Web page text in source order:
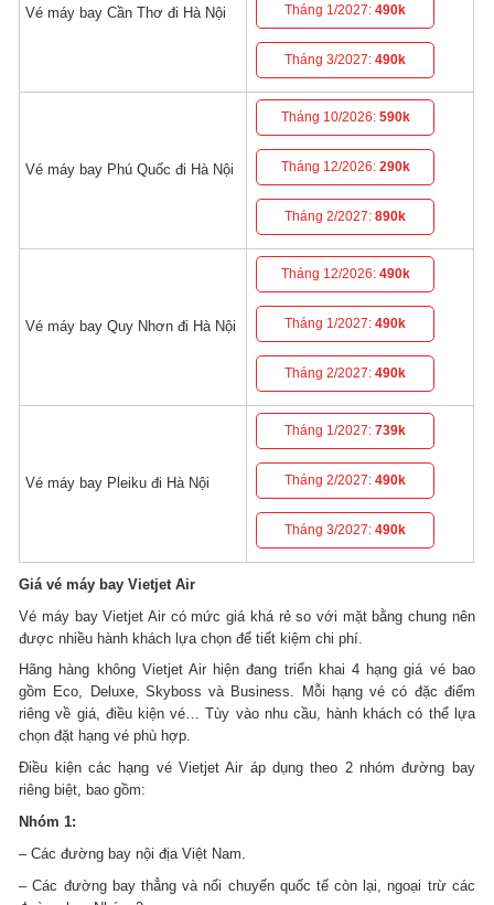
Vé máy bay Cần Thơ đi Hà Nội Tháng 1/2027:490k
Tháng 3/2027:490k
Vé máy bay Phú Quốc đi Hà Nội
Tháng 10/2026: 590k
Tháng 12/2026: 290k
Tháng 2/2027:890k
Vé máy bay Quy Nhơn đi Hà Nội
Tháng 12/2026: 490k
Tháng 1/2027:490k
Tháng 2/2027:490k
Vé máy bay Pleiku đi Hà Nội
Tháng 1/2027:739k
Tháng 2/2027:490k
Tháng 3/2027:490k
Giá vé máy bay Vietjet Air
Vé máy bay Vietjet Air có mức giá khá rẻ so với mặt bằng chung nên
được nhiều hành khách lựa chọn để tiết kiệm chi phí.
Hãng hàng không Vietjet Air hiện đang triển khai 4 hạng giá vé bao
gồm Eco, Deluxe, Skyboss và Business. Mỗi hạng vé có đặc điểm
riêng về giá, điều kiện vé… Tùy vào nhu cầu, hành khách có thể lựa
chọn đặt hạng vé phù hợp.
Điều kiện các hạng vé Vietjet Air áp dụng theo 2 nhóm đường bay
riêng biệt, bao gồm:
Nhóm 1:
– Các đường bay nội địa Việt Nam.
– Các đường bay thẳng và nối chuyến quốc tế còn lại, ngoại trừ các